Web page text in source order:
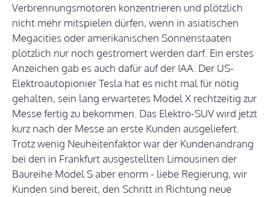
Verbrennungsmotoren konzentrieren und plötzlich
nicht mehr mitspielen dürfen, wenn in asiatischen
Megacities oder amerikanischen Sonnenstaaten
plötzlich nur noch gestromert werden darf. Ein erstes
Anzeichen gab es auch dafür auf der IAA. Der US-
Elektroautopionier Tesla hat es nicht mal für nötig
gehalten, sein lang erwartetes Model X rechtzeitig zur
Messe fertig zu bekommen. Das Elektro-SUV wird jetzt
kurz nach der Messe an erste Kunden ausgeliefert.
Trotz wenig Neuheitenfaktor war der Kundenandrang
bei den in Frankfurt ausgestellten Limousinen der
Baureihe Model S aber enorm - liebe Regierung, wir
Kunden sind bereit, den Schritt in Richtung neue